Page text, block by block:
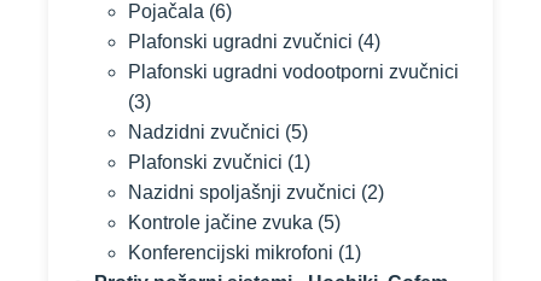
Pojačala (6)
Plafonski ugradni zvučnici (4)
Plafonski ugradni vodootporni zvučnici
(3)
Nadzidni zvučnici (5)
Plafonski zvučnici (1)
Nazidni spoljašnji zvučnici (2)
Kontrole jačine zvuka (5)
Konferencijski mikrofoni (1)